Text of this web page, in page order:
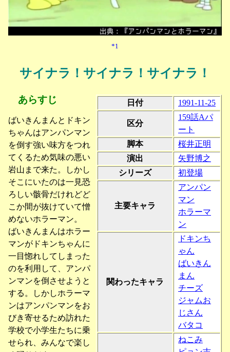
*1
サイナラ！サイナラ！サイナラ！
日付 1991-11-25
区分
159話Aパ
ート
脚本
桜井正明
演出
矢野博之
シリーズ
初登場
主要キャラ
アンパン
マン
ホラーマ
ン
関わったキャラ
ドキンち
ゃん
ばいきん
まん
チーズ
ジャムお
じさん
バタコ
ねこみ
あらすじ
ばいきんまんとドキン
ちゃんはアンパンマン
を倒す強い味方をつれ
てくるため気味の悪い
岩山まで来た。しかし
そこにいたのは一見恐
ろしい骸骨だけれどど
こか間が抜けていて憎
めないホラーマン。
ばいきんまんはホラー
マンがドキンちゃんに
一目惚れしてしまった
のを利用して、アンパ
ンマンを倒させようと
する。しかしホラーマ
ンはアンパンマンをお
びき寄せるため訪れた
学校で小学生たちに乗
せられ、みんなで楽し